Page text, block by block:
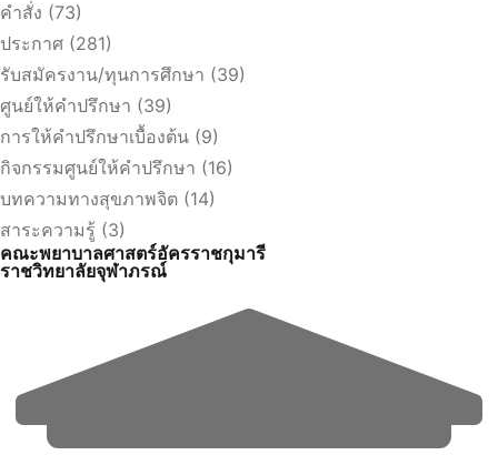
คำสั่ง (73)
ประกาศ (281)
รับสมัครงาน/ทุนการศึกษา (39)
ศูนย์ให้คำปรึกษา (39)
การให้คำปรึกษาเบื้องต้น (9)
กิจกรรมศูนย์ให้คำปรึกษา (16)
บทความทางสุขภาพจิต (14)
สาระความรู้ (3)
คณะพยาบาลศาสตร์อัครราชกุมารี
ราชวิทยาลัยจุฬาภรณ์